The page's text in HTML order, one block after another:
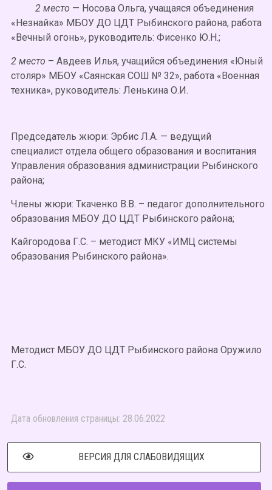
2 место — Носова Ольга, учащаяся объединения
«Незнайка» МБОУ ДО ЦДТ Рыбинского района, работа
«Вечный огонь», руководитель: Фисенко Ю.Н.;
2 место – Авдеев Илья, учащийся объединения «Юный
столяр» МБОУ «Саянская СОШ № 32», работа «Военная
техника», руководитель: Ленькина О.И.
Председатель жюри: Эрбис Л.А. — ведущий
специалист отдела общего образования и воспитания
Управления образования администрации Рыбинского
района;
Члены жюри: Ткаченко В.В. – педагог дополнительного
образования МБОУ ДО ЦДТ Рыбинского района;
Кайгородова Г.С. – методист МКУ «ИМЦ системы
образования Рыбинского района».
Методист МБОУ ДО ЦДТ Рыбинского района Оружило
Г.С.
Дата обновления страницы: 28.06.2022
ВЕРСИЯ ДЛЯ СЛАБОВИДЯЩИХ